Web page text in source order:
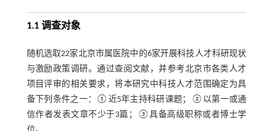
1.1 调查对象
随机选取22家北京市属医院中的6家开展科技人才科研现状
与激励政策调研。通过查阅文献，并参考北京市各类人才
项目评审的相关要求，将本研究中科技人才范围确定为具
备下列条件之一：①近5年主持科研课题；②以第一或通
信作者发表文章不少于3篇；③具备高级职称或者博士学